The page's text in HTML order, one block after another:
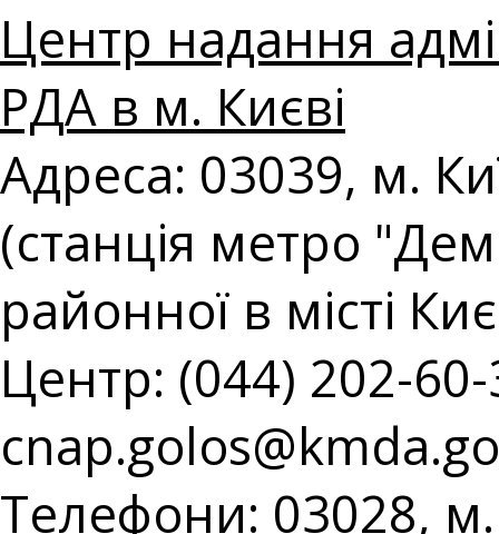
Центр надання
РДА в м. Києві
Адреса: 03039, м.
(станція метро
районної в місті
Центр: (044) 202-
Телефони: 03028,